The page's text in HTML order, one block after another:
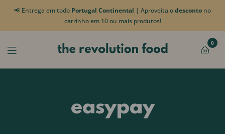
📢 Entrega em todo Portugal Continental | Aproveita odesconto no
carrinho em 10 ou mais produtos!
0
easypay